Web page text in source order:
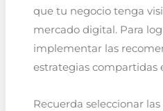
que tu negocio tenga
mercado digital. Para
implementar las
estrategias compartidas
Recuerda seleccionar